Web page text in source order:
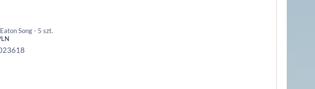
Song - 5 szt.